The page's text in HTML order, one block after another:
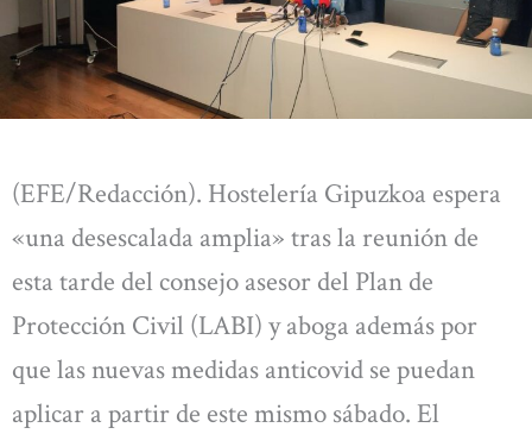
(EFE/Redacción). Hostelería Gipuzkoa espera
«una desescalada amplia» tras la reunión de
esta tarde del consejo asesor del Plan de
Protección Civil (LABI) y aboga además por
que las nuevas medidas anticovid se puedan
aplicar a partir de este mismo sábado. El